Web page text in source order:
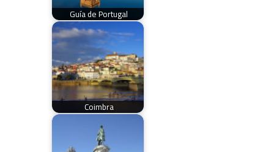
Guía de Portugal
Coimbra